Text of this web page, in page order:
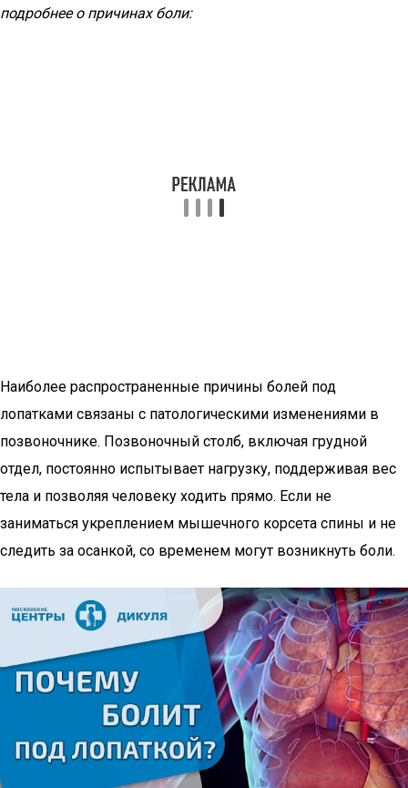
подробнее о причинах боли:
Наиболее распространенные причины болей под
лопатками связаны с патологическими изменениями в
позвоночнике. Позвоночный столб, включая грудной
отдел, постоянно испытывает нагрузку, поддерживая вес
тела и позволяя человеку ходить прямо. Если не
заниматься укреплением мышечного корсета спины и не
следить за осанкой, со временем могут возникнуть боли.